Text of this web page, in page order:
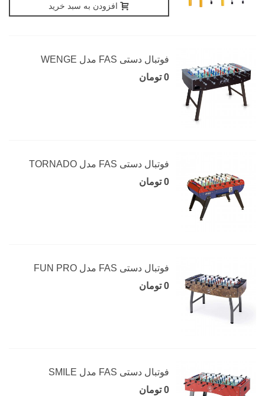
افزودن به سبد خرید
فوتبال دستی FAS مدل WENGE
0 تومان
فوتبال دستی FAS مدل TORNADO
0 تومان
فوتبال دستی FAS مدل FUN PRO
0 تومان
فوتبال دستی FAS مدل SMILE
0 تومان